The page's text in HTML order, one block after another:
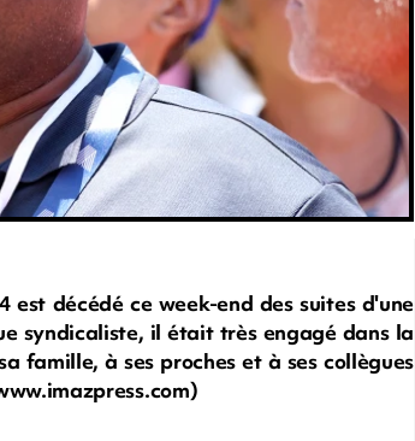
est décédé ce week-end des suites d'une
syndicaliste, il était très engagé dans la
famille, à ses proches et à ses collègues